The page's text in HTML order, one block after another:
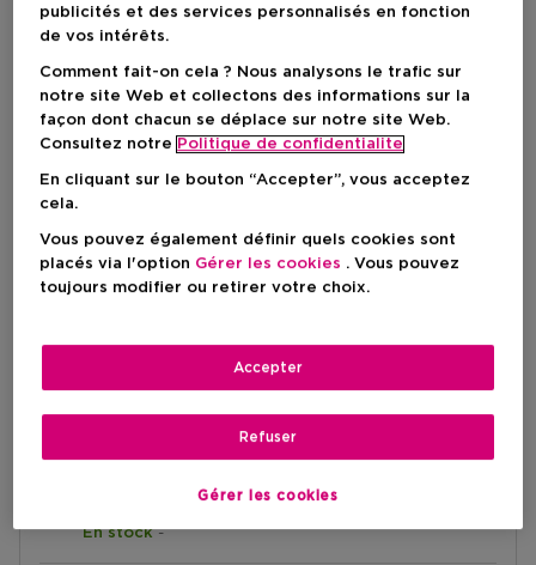
Choisissez votre format
75 ML En stock
75 ML
Prix promotionnel
170,00 €
200,00 €
Prix promotionnel
170,00 €
Livraison à domicile
En stock-
publicités et des services personnalisés en fonction
de vos intérêts.
Comment fait-on cela ? Nous analysons le trafic sur
notre site Web et collectons des informations sur la
façon dont chacun se déplace sur notre site Web.
Consultez notre Politique de confidentialite
En cliquant sur le bouton “Accepter”, vous acceptez
cela.
Vous pouvez également définir quels cookies sont
placés via l'option Gérer les cookies . Vous pouvez
toujours modifier ou retirer votre choix.
Gérer les cookies
Refuser
Accepter